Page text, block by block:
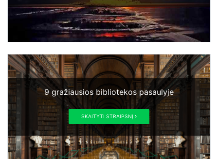
9 gražiausios bibliotekos pasaulyje
SKAITYTI STRAIPSNĮ